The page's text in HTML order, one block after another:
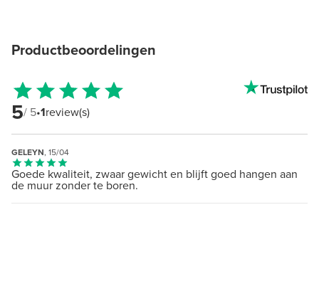
Productbeoordelingen
5/ 5•1review(s)
GELEYN, 15/04
Goede kwaliteit, zwaar gewicht en blijft goed hangen aan
de muur zonder te boren.